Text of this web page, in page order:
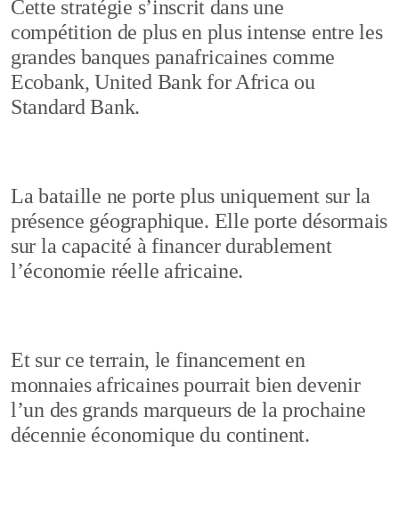
Cette stratégie s’inscrit dans une
compétition de plus en plus intense entre les
grandes banques panafricaines comme
Ecobank, United Bank for Africa ou
Standard Bank.
La bataille ne porte plus uniquement sur la
présence géographique. Elle porte désormais
sur la capacité à financer durablement
l’économie réelle africaine.
Et sur ce terrain, le financement en
monnaies africaines pourrait bien devenir
l’un des grands marqueurs de la prochaine
décennie économique du continent.